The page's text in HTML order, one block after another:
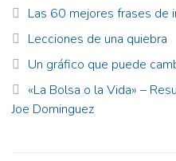
Las 60 mejores frases de
Lecciones de una quiebra
Un gráfico que puede
«La Bolsa o la Vida» –
Joe Dominguez